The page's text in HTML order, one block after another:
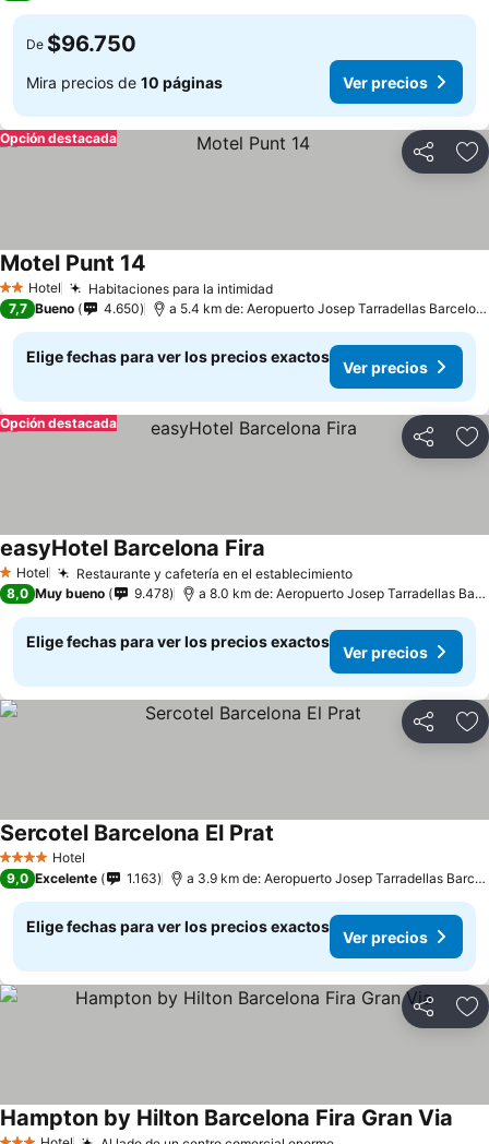
De $96.750
Mira precios de 10 páginas Ver precios
Compartir
Opción destacada
2 Estrellas
Hotel Habitaciones para la intimidad
Motel Punt 14
7,7 Bueno 4.650 a 5.4 km de: Aeropuerto Josep Tarradellas Barcelona-El Prat
Elige fechas para ver los precios exactos
Ver precios
Compartir
Opción destacada
1 Estrellas
Hotel Restaurante y cafetería en el establecimiento
easyHotel Barcelona Fira
8,0 Muy bueno 9.478 a 8.0 km de: Aeropuerto Josep Tarradellas Barcelona-El Prat
Elige fechas para ver los precios exactos
Ver precios
Compartir
4 EstrellasHotel
Sercotel Barcelona El Prat
9,0 Excelente 1.163 a 3.9 km de: Aeropuerto Josep Tarradellas Barcelona-El Prat
Elige fechas para ver los precios exactos
Ver precios
Compartir
Hampton by Hilton Barcelona Fira Gran Via